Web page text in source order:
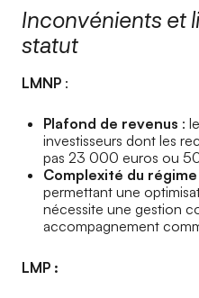
Inconvénients et
statut
LMNP :
Plafond de revenus :
investisseurs dont les
pas 23 000 euros ou
Complexité du régime
permettant une
nécessite une gestion
accompagnement
LMP :